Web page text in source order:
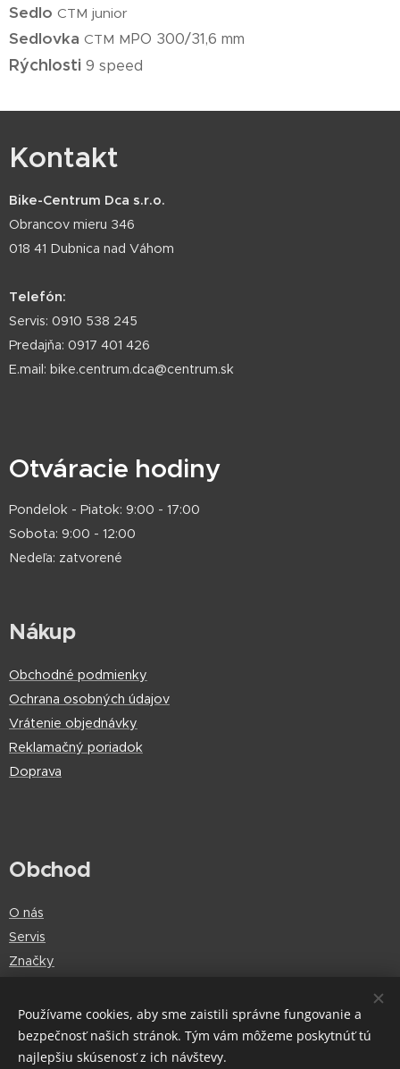
Sedlo CTM junior
Sedlovka CTM MPO 300/31,6 mm
Rýchlosti 9 speed
Kontakt
Bike-Centrum Dca s.r.o.
Obrancov mieru 346
018 41 Dubnica nad Váhom
Telefón:
Servis: 0910 538 245
Predajňa: 0917 401 426
E.mail: bike.centrum.dca@centrum.sk
Otváracie hodiny
Pondelok - Piatok: 9:00 - 17:00
Sobota: 9:00 - 12:00
Nedeľa: zatvorené
Nákup
Obchodné podmienky
Ochrana osobných údajov
Vrátenie objednávky
Reklamačný poriadok
Doprava
Obchod
O nás
Servis
Značky
Cookies
Používame cookies, aby sme zaistili správne fungovanie a
bezpečnosť našich stránok. Tým vám môžeme poskytnúť tú
najlepšiu skúsenosť z ich návštevy.